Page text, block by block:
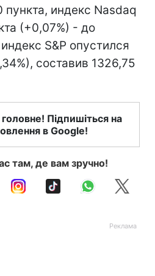
пункта, индекс Nasdaq
(+0,07%) - до
S&P опустился
составив 1326,75
Підпишіться на
в Google!
там, де вам зручно!